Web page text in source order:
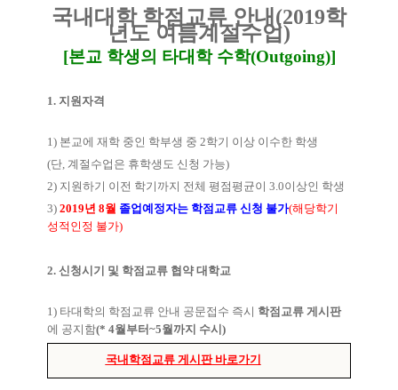
국내대학 학점교류 안내 (2019학
년도 여름계절수업)
[본교 학생의 타대학 수학(Outgoing)]
1. 지원자격
1) 본교에 재학 중인 학부생 중 2학기 이상 이수한 학생
(단, 계절수업은 휴학생도 신청 가능)
2) 지원하기 이전 학기까지 전체 평점평균이 3.0이상인 학생
3) 2019년 8월 졸업예정자는 학점교류 신청 불가(해당학기
성적인정 불가)
2. 신청시기 및 학점교류 협약 대학교
1) 타대학의 학점교류 안내 공문접수 즉시 학점교류 게시판
에 공지함(* 4월부터 ~5월까지 수시 )
국내학점교류 게시판 바로가기